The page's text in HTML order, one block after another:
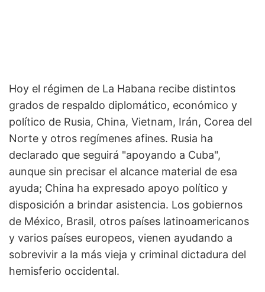
Hoy el régimen de La Habana recibe distintos
grados de respaldo diplomático, económico y
político de Rusia, China, Vietnam, Irán, Corea del
Norte y otros regímenes afines. Rusia ha
declarado que seguirá "apoyando a Cuba",
aunque sin precisar el alcance material de esa
ayuda; China ha expresado apoyo político y
disposición a brindar asistencia. Los gobiernos
de México, Brasil, otros países latinoamericanos
y varios países europeos, vienen ayudando a
sobrevivir a la más vieja y criminal dictadura del
hemisferio occidental.